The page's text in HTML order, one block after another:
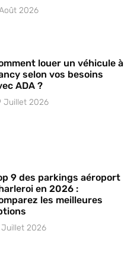
2026
louer un véhicule à
selon vos besoins
ADA ?
Juillet 2026
9 des parkings aéroport
en 2026 :
les meilleures
Juillet 2026